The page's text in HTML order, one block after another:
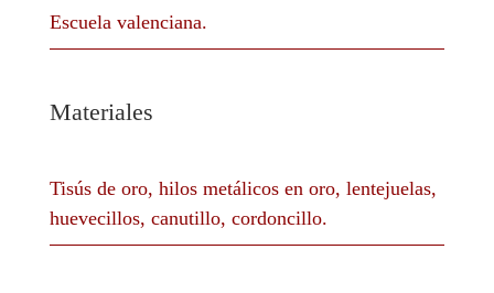
Escuela valenciana.
Materiales
Tisús de oro, hilos metálicos en oro, lentejuelas,
huevecillos, canutillo, cordoncillo.